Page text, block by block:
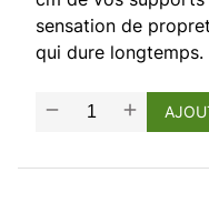
sensation de
qui dure longtemps.